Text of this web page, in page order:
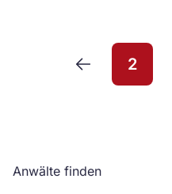
2
Anwälte finden